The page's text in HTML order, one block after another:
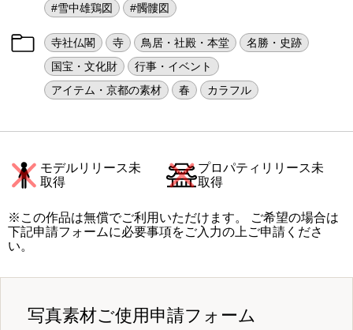
#雪中雄鶏図
#髑髏図
寺社仏閣 寺 鳥居・社殿・本堂
名勝・史跡
国宝・文化財
行事・イベント
アイテム・京都の素材
春 カラフル
モデルリリース未
取得
プロパティリリース未
取得
※この作品は無償でご利用いただけます。 ご希望の場合は
下記申請フォームに必要事項をご入力の上ご申請くださ
い。
写真素材ご使用申請フォーム